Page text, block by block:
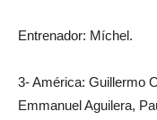
Entrenador: Míchel.
3- América: Guillermo
Emmanuel Aguilera,